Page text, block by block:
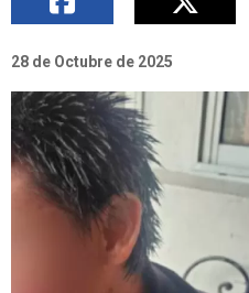
28 de Octubre de 2025